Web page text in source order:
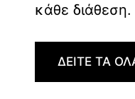
κάθε διάθεση.
ΔΕΙΤΕ ΤΑ